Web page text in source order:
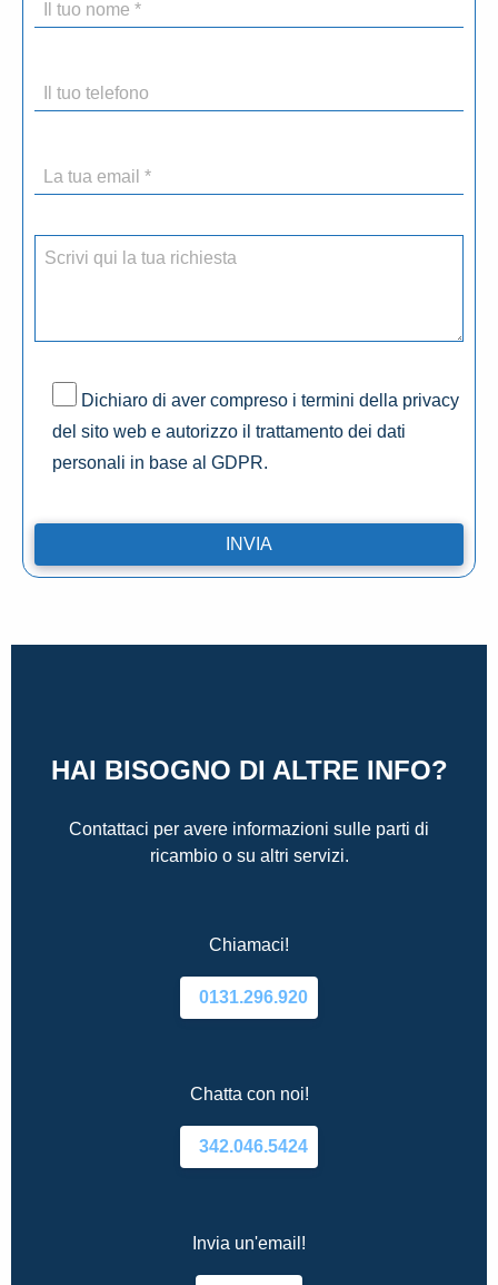
Dichiaro di aver compreso i termini della privacy
del sito web e autorizzo il trattamento dei dati
personali in base al GDPR.
HAI BISOGNO DI ALTRE INFO?
Contattaci per avere informazioni sulle parti di
ricambio o su altri servizi.
Chiamaci!
0131.296.920
Chatta con noi!
342.046.5424
Invia un'email!